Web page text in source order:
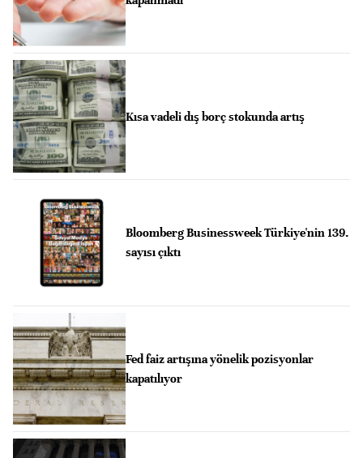
Kısa vadeli dış borç stokunda artış
Bloomberg Businessweek Türkiye'nin 139.
sayısı çıktı
Fed faiz artışına yönelik pozisyonlar
kapatılıyor